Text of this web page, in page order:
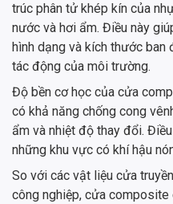
trúc phân tử khép kín của
nước và hơi ẩm. Điều này
hình dạng và kích thước ban
tác động của môi trường.
Độ bền cơ học của cửa
có khả năng chống cong
ẩm và nhiệt độ thay đổi.
những khu vực có khí hậu
So với các vật liệu cửa
công nghiệp, cửa